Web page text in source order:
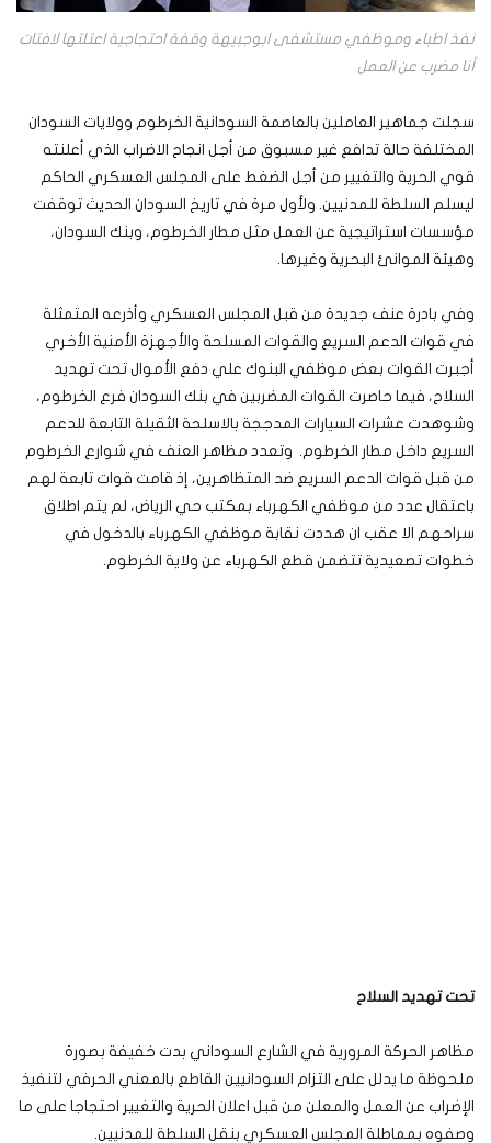
نفذ اطباء وموظفي مستشفى ابوجبيهة وقفة احتجاجية اعتلتها لافتات
أنا مضرب عن العمل
سجلت جماهير العاملين بالعاصمة السودانية الخرطوم وولايات السودان
المختلفة حالة تدافع غير مسبوق من أجل انجاح الاضراب الذي أعلنته
قوي الحرية والتغيير من أجل الضغط على المجلس العسكري الحاكم
ليسلم السلطة للمدنيين. ولأول مرة في تاريخ السودان الحديث توقفت
مؤسسات استراتيجية عن العمل مثل مطار الخرطوم، وبنك السودان،
وهيئة الموانئ البحرية وغيرها.
وفي بادرة عنف جديدة من قبل المجلس العسكري وأذرعه المتمثلة
في قوات الدعم السريع والقوات المسلحة والأجهزة الأمنية الأخري
أجبرت القوات بعض موظفي البنوك علي دفع الأموال تحت تهديد
السلاح، فيما حاصرت القوات المضربين في بنك السودان فرع الخرطوم،
وشوهدت عشرات السيارات المدججة بالاسلحة الثقيلة التابعة للدعم
السريع داخل مطار الخرطوم. وتعدد مظاهر العنف في شوارع الخرطوم
من قبل قوات الدعم السريع ضد المتظاهرين، إذ قامت قوات تابعة لهم
باعتقال عدد من موظفي الكهرباء بمكتب حي الرياض، لم يتم اطلاق
سراحهم الا عقب ان هددت نقابة موظفي الكهرباء بالدخول في
خطوات تصعيدية تتضمن قطع الكهرباء عن ولاية الخرطوم.
تحت تهديد السلاح
مظاهر الحركة المرورية في الشارع السوداني بدت خفيفة بصورة
ملحوظة ما يدلل على التزام السودانيين القاطع بالمعني الحرفي لتنفيذ
الإضراب عن العمل والمعلن من قبل اعلان الحرية والتغيير احتجاجا على ما
وصفوه بمماطلة المجلس العسكري بنقل السلطة للمدنيين.